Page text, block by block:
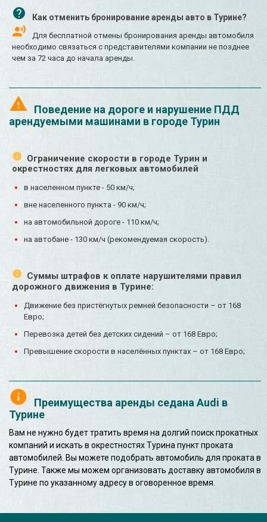
Как отменить бронирование аренды авто в Турине?
Для бесплатной отмены бронирования аренды автомобиля
необходимо связаться с представителями компании не позднее
чем за 72 часа до начала аренды.
Поведение на дороге и нарушение ПДД
арендуемыми машинами в городе Турин
Ограничение скорости в городе Турин и
окрестностях для легковых автомобилей
в населенном пункте - 50 км/ч;
вне населенного пункта - 90 км/ч;
на автомобильной дороге - 110 км/ч;
на автобане - 130 км/ч (рекомендуемая скорость).
Суммы штрафов к оплате нарушителями правил
дорожного движения в Турине:
Движение без пристёгнутых ремней безопасности – от 168
Евро;
Перевозка детей без детских сидений – от 168 Евро;
Превышение скорости в населённых пунктах – от 168 Евро;
Преимущества аренды седана Audi в
Турине
Вам не нужно будет тратить время на долгий поиск прокатных
компаний и искать в окрестностях Турина пункт проката
автомобилей. Вы можете подобрать автомобиль для проката в
Турине. Также мы можем организовать доставку автомобиля в
Турине по указанному адресу в оговоренное время.